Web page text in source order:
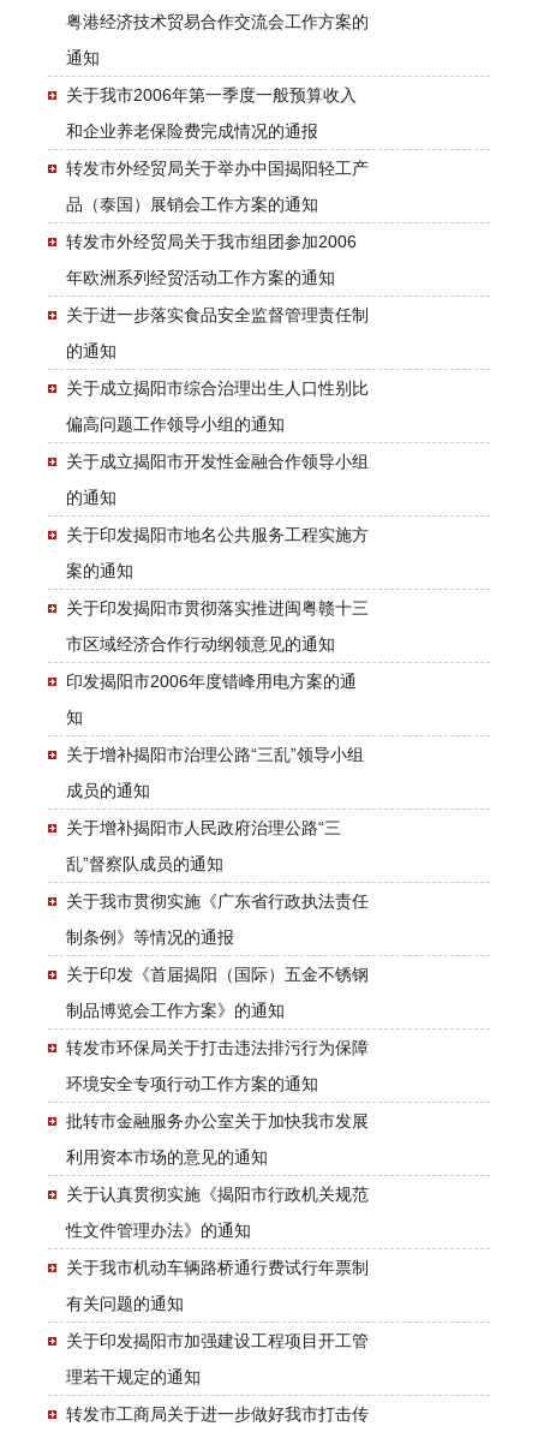
粤港经济技术贸易合作交流会工作方案的
通知
关于我市2006年第一季度一般预算收入
和企业养老保险费完成情况的通报
转发市外经贸局关于举办中国揭阳轻工产
品（泰国）展销会工作方案的通知
转发市外经贸局关于我市组团参加2006
年欧洲系列经贸活动工作方案的通知
关于进一步落实食品安全监督管理责任制
的通知
关于成立揭阳市综合治理出生人口性别比
偏高问题工作领导小组的通知
关于成立揭阳市开发性金融合作领导小组
的通知
关于印发揭阳市地名公共服务工程实施方
案的通知
关于印发揭阳市贯彻落实推进闽粤赣十三
市区域经济合作行动纲领意见的通知
印发揭阳市2006年度错峰用电方案的通
知
关于增补揭阳市治理公路“三乱”领导小组
成员的通知
关于增补揭阳市人民政府治理公路“三
乱”督察队成员的通知
关于我市贯彻实施《广东省行政执法责任
制条例》等情况的通报
关于印发《首届揭阳（国际）五金不锈钢
制品博览会工作方案》的通知
转发市环保局关于打击违法排污行为保障
环境安全专项行动工作方案的通知
批转市金融服务办公室关于加快我市发展
利用资本市场的意见的通知
关于认真贯彻实施《揭阳市行政机关规范
性文件管理办法》的通知
关于我市机动车辆路桥通行费试行年票制
有关问题的通知
关于印发揭阳市加强建设工程项目开工管
理若干规定的通知
转发市工商局关于进一步做好我市打击传